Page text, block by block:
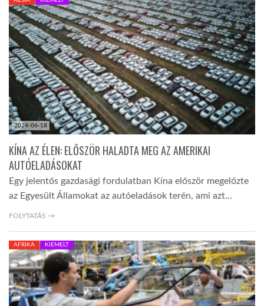
LATIMO.HU
GLOBOBOOK
2024-06-18
KÍNA AZ ÉLEN: ELŐSZÖR HALADTA MEG AZ AMERIKAI
AUTÓELADÁSOKAT
Egy jelentős gazdasági fordulatban Kína először megelőzte
az Egyesült Államokat az autóeladások terén, ami azt…
FOLYTATÁS →
AFRIKA KIEMELT